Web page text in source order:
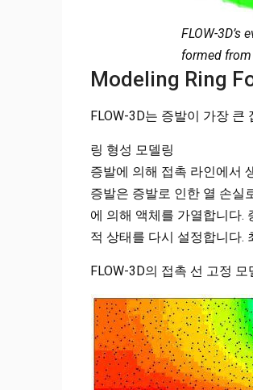
FLOW-
formed
Modeling Ring
FLOW-3D는 증발이 가장
링 형성 모델링
증발에 의해 접촉 라인에서
증발은 증발로 인한 열 손실
에 의해 액체를 가열합니다.
적 상태를 다시 설정합니다.
FLOW-3D의 접촉 선 고정